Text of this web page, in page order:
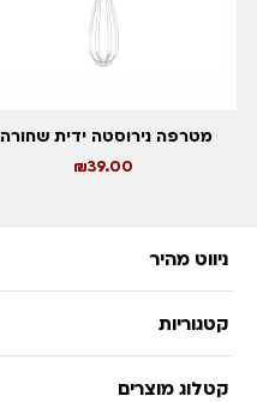
מטרפה נירוסטה ידית שחורה
39.00
₪
ניווט מהיר
קטגוריות
קטלוג מוצרים